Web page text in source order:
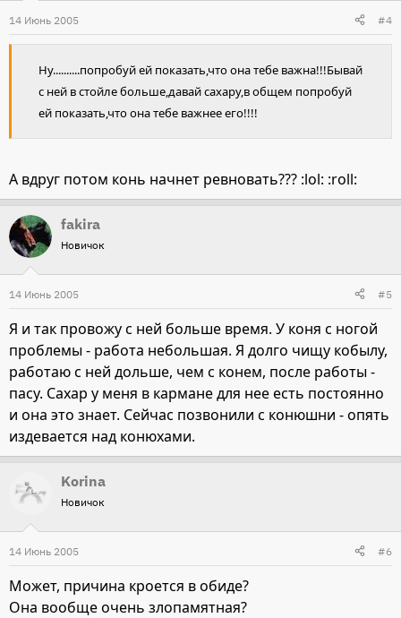
14 Июнь 2005 #4
Ну..........попробуй ей показать,что она тебе важна!!!Бывай
с ней в стойле больше,давай сахару,в общем попробуй
ей показать,что она тебе важнее его!!!!
А вдруг потом конь начнет ревновать??? :lol: :roll:
fakira
Новичок
14 Июнь 2005 #5
Я и так провожу с ней больше время. У коня с ногой
проблемы - работа небольшая. Я долго чищу кобылу,
работаю с ней дольше, чем с конем, после работы -
пасу. Сахар у меня в кармане для нее есть постоянно
и она это знает. Сейчас позвонили с конюшни - опять
издевается над конюхами.
Korina
Новичок
14 Июнь 2005 #6
Может, причина кроется в обиде?
Она вообще очень злопамятная?